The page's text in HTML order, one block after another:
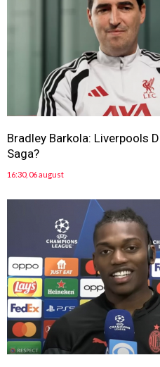
Bradley Barkola: Liverpools
Saga?
16:30, 06 august